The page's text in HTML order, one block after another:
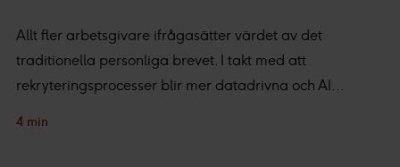
Allt fler arbetsgivare ifrågasätter värdet av det
traditionella personliga brevet. I takt med att
rekryteringsprocesser blir mer datadrivna och AI...
4 min